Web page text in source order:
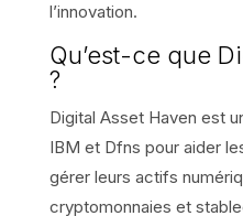
l’innovation.
Qu’est-ce que
?
Digital Asset Haven est
IBM et Dfns pour aider
gérer leurs actifs
cryptomonnaies et